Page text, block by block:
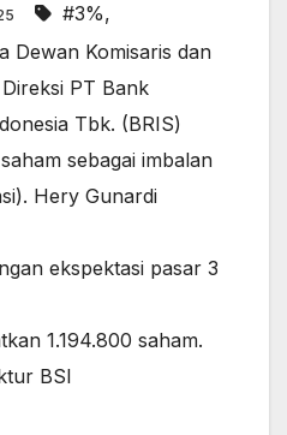
#3%,
Dewan Komisaris dan
PT Bank
Tbk. (BRIS)
sebagai imbalan
Hery Gunardi
ekspektasi pasar 3
1.194.800 saham.
BSI